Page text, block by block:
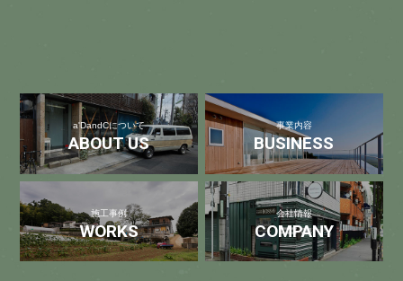
a'DandCについて
ABOUT US
事業内容
BUSINESS
施工事例
WORKS
会社情報
COMPANY